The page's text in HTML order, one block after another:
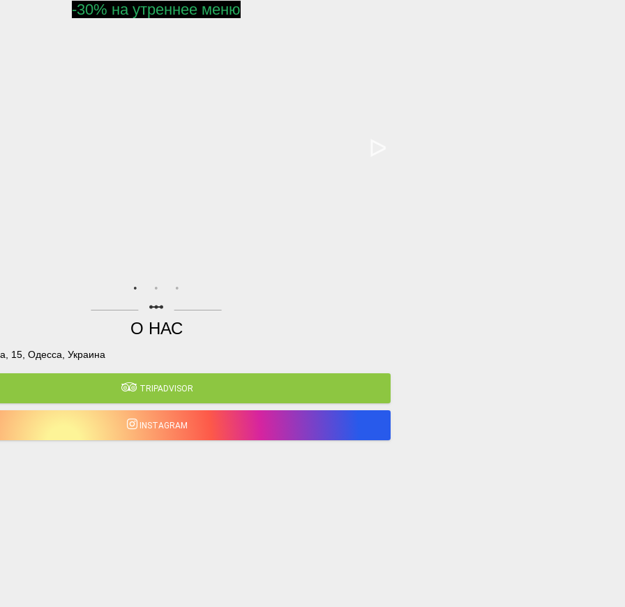
-30% на утреннее меню
linear_scale
О НАС
15, Одесса, Украина
TRIPADVISOR
INSTAGRAM